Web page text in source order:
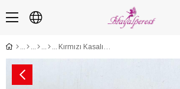
Kırmızı Kasalı Dikme Parlak Cam Mekik Boncuk 10 Adet